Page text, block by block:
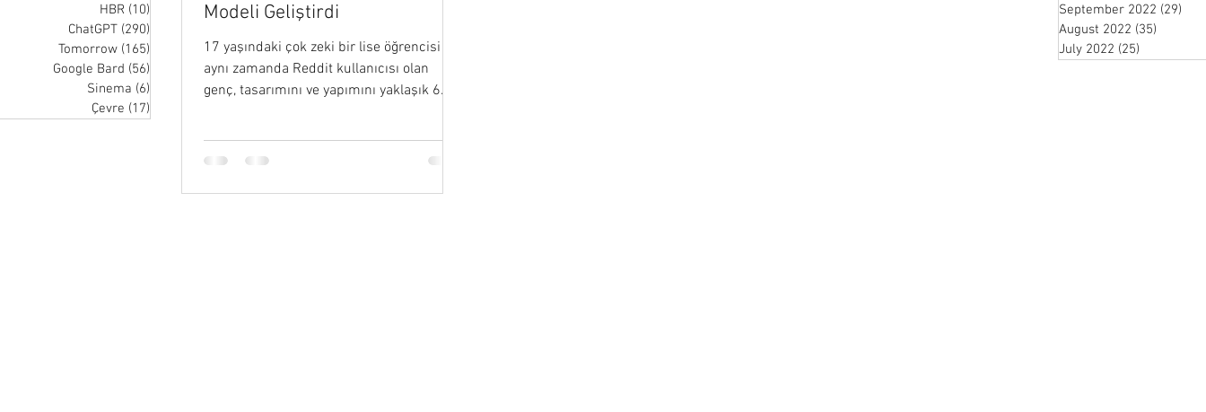
HBR (10)
ChatGPT (290)
Tomorrow (165) 165 posts
Google Bard (56)
Sinema (6)
Çevre (17)
Modeli Geliştirdi
17 yaşındaki çok zeki bir lise öğrencisi ve
aynı zamanda Reddit kullanıcısı olan
genç, tasarımını ve yapımını yaklaşık 6
September 2022 (29)
August 2022 (35)
July 2022 (25)